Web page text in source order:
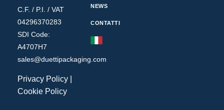
C.F. / P.I. / VAT
04296370283
SDI Code:
A4707H7
sales@duettipackaging.com
Privacy Policy
Cookie Policy
NEWS
CONTATTI